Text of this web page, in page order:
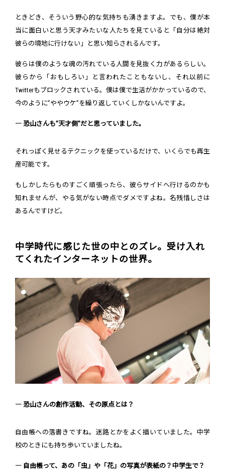
ときどき、そういう野心的な気持ちも湧きますよ。でも、僕が本
当に面白いと思う天才みたいな人たちを見ていると「自分は絶対
彼らの境地に行けない」と思い知らされるんです。
彼らは僕のような魂の汚れている人間を見抜く力があるらしい。
彼らから「おもしろい」と言われたこともないし、それ以前に
Twitterもブロックされている。僕は僕で生活がかかっているので、
今のように”ややウケ”を繰り返していくしかないんですよ。
― 恐山さんも”天才側”だと思っていました。
それっぽく見せるテクニックを使っているだけで、いくらでも再生
産可能です。
もしかしたらものすごく頑張ったら、彼らサイドへ行けるのかも
知れませんが、やる気がない時点でダメですよね。名残惜しさは
あるんですけど。
中学時代に感じた世の中とのズレ。受け入れ
てくれたインターネットの世界。
― 恐山さんの創作活動、その原点とは？
自由帳への落書きですね。迷路とかをよく描いていました。中学
校のときにも持ち歩いていましたね。
― 自由帳って、あの「虫」や「花」の写真が表紙の？中学生で？